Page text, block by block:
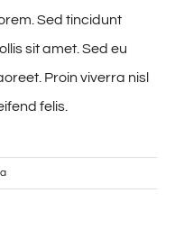
Sed tincidunt
sit amet. Sed eu
Proin viverra nisl
felis.